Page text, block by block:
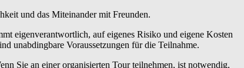
und das Miteinander mit Freunden.
eigenverantwortlich, auf eigenes Risiko und eigene Kosten
unabdingbare Voraussetzungen für die Teilnahme.
Sie an einer organisierten Tour teilnehmen, ist notwendig,